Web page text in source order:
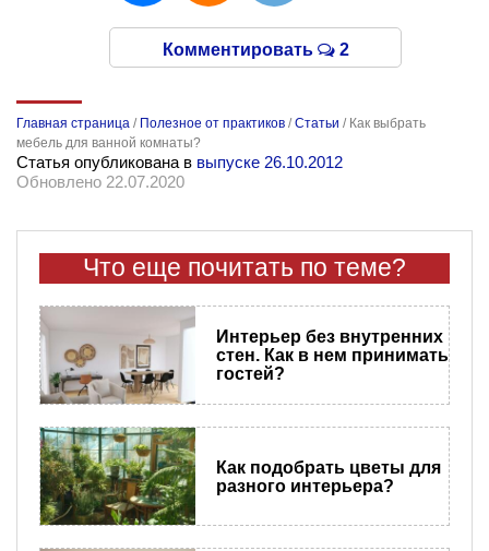
Комментировать 2
Главная страница / Полезное от практиков /Статьи / Как выбрать
мебель для ванной комнаты?
Статья опубликована в выпуске 26.10.2012
Обновлено 22.07.2020
Что еще почитать по теме?
Интерьер без внутренних
стен. Как в нем принимать
гостей?
Как подобрать цветы для
разного интерьера?